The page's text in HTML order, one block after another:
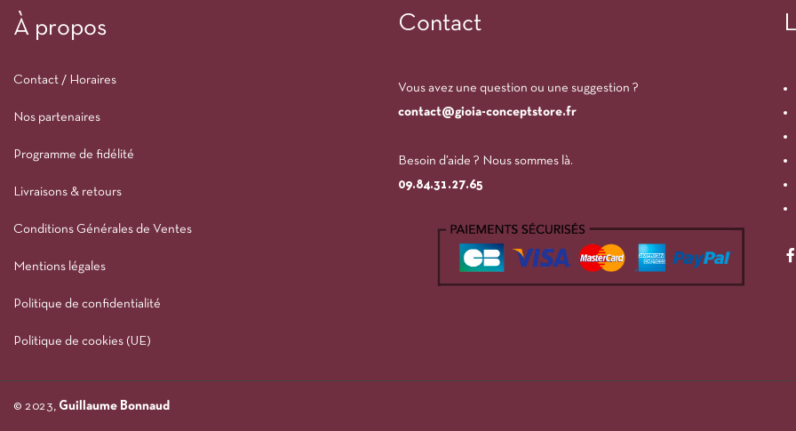
À propos
Contact / Horaires
Nos partenaires
Programme de fidélité
Livraisons & retours
Conditions Générales de Ventes
Mentions légales
Politique de confidentialité
Politique de cookies (UE)
Contact
Vous avez une question ou une suggestion ?
contact@gioia-conceptstore.fr
Besoin d’aide ? Nous sommes là.
09.84.31.27.65
© 2023, Guillaume Bonnaud